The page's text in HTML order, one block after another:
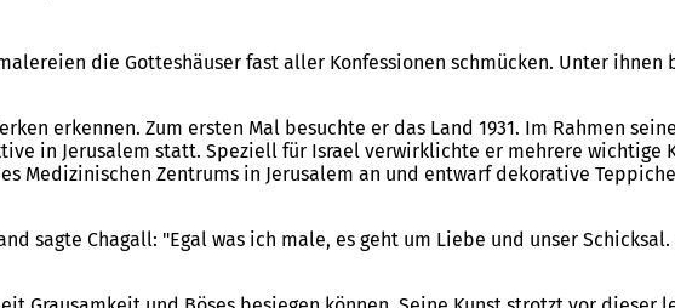
die Gotteshäuser fast aller Konfessionen schmücken. Unter
erkennen. Zum ersten Mal besuchte er das Land 1931. Im Rahmen
in Jerusalem statt. Speziell für Israel verwirklichte er mehrere
Medizinischen Zentrums in Jerusalem an und entwarf dekorative
sagte Chagall: "Egal was ich male, es geht um Liebe und unser